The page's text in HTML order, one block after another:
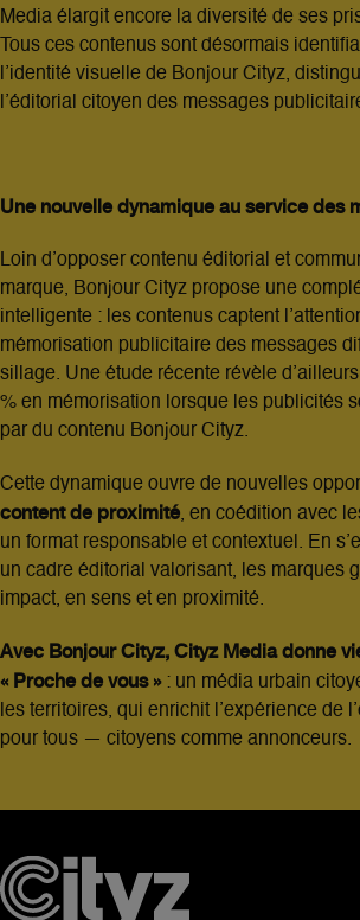
Media élargit encore la diversité de ses
Tous ces contenus sont désormais
l’identité visuelle de Bonjour Cityz,
l’éditorial citoyen des messages
Une nouvelle dynamique au service des
Loin d’opposer contenu éditorial et
marque, Bonjour Cityz propose une
intelligente : les contenus captent
mémorisation publicitaire des messages
sillage. Une étude récente révèle
% en mémorisation lorsque les publicités
par du contenu Bonjour Cityz.
Cette dynamique ouvre de nouvelles
content de proximité, en coédition avec
un format responsable et contextuel. En
un cadre éditorial valorisant, les marques
impact, en sens et en proximité.
Avec Bonjour Cityz, Cityz Media donne
« Proche de vous »: un média urbain
les territoires, qui enrichit l’expérience de
pour tous — citoyens comme annonceurs.